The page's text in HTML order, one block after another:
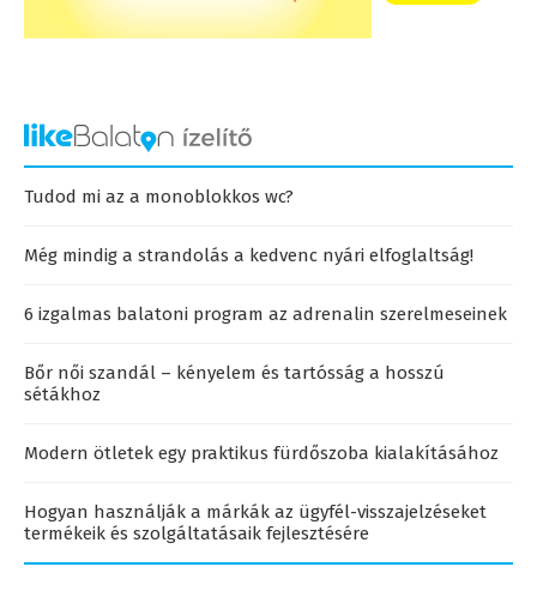
Tudod mi az a monoblokkos wc?
Még mindig a strandolás a kedvenc nyári elfoglaltság!
6 izgalmas balatoni program az adrenalin szerelmeseinek
Bőr női szandál – kényelem és tartósság a hosszú
sétákhoz
Modern ötletek egy praktikus fürdőszoba kialakításához
Hogyan használják a márkák az ügyfél-visszajelzéseket
termékeik és szolgáltatásaik fejlesztésére